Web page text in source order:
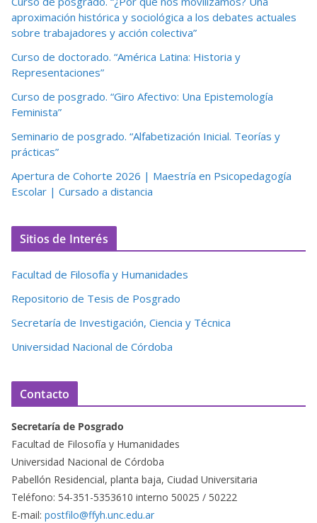
aproximación histórica y sociológica a los debates actuales
sobre trabajadores y acción colectiva”
Curso de doctorado. “América Latina: Historia y
Representaciones”
Curso de posgrado. “Giro Afectivo: Una Epistemología
Feminista”
Seminario de posgrado. “Alfabetización Inicial. Teorías y
prácticas”
Apertura de Cohorte 2026 | Maestría en Psicopedagogía
Escolar | Cursado a distancia
Sitios de Interés
Facultad de Filosofía y Humanidades
Repositorio de Tesis de Posgrado
Secretaría de Investigación, Ciencia y Técnica
Universidad Nacional de Córdoba
Contacto
Secretaría de Posgrado
Facultad de Filosofía y Humanidades
Universidad Nacional de Córdoba
Pabellón Residencial, planta baja, Ciudad Universitaria
Teléfono: 54-351-5353610 interno 50025 / 50222
E-mail: postfilo@ffyh.unc.edu.ar